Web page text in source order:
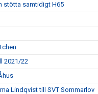
stötta samtidigt H65
2021/22
Lindqvist till SVT Sommarlov